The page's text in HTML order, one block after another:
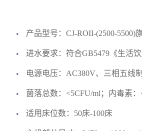
产品型号：CJ-ROII-(2500-5500)
进水要求：符合GB5479《生活饮
电源电压：AC380V、三相五线
菌落总数：<5CFU/ml；内毒素：
适用床位数：50床-100床